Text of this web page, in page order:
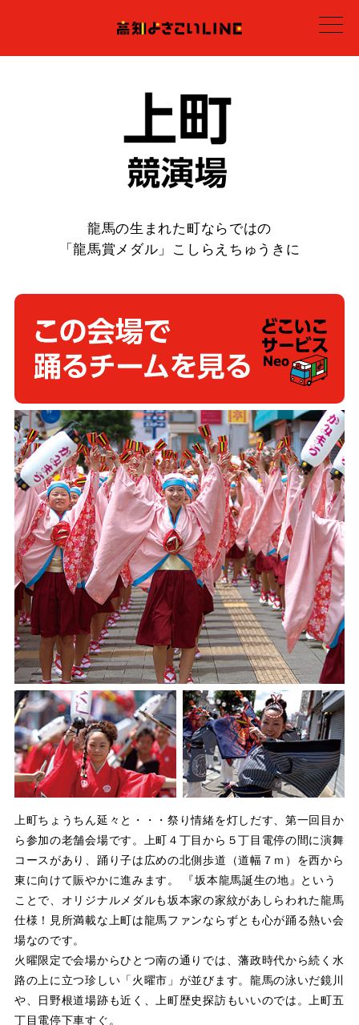
龍馬の生まれた町ならではの
「龍馬賞メダル」こしらえちゅうきに
上町ちょうちん延々と・・・祭り情緒を灯しだす、第一回目か
ら参加の老舗会場です。上町４丁目から５丁目電停の間に演舞
コースがあり、踊り子は広めの北側歩道（道幅７ｍ）を西から
東に向けて賑やかに進みます。 『坂本龍馬誕生の地』という
ことで、オリジナルメダルも坂本家の家紋があしらわれた龍馬
仕様！見所満載な上町は龍馬ファンならずとも心が踊る熱い会
場なのです。
火曜限定で会場からひとつ南の通りでは、藩政時代から続く水
路の上に立つ珍しい「火曜市」が並びます。龍馬の泳いだ鏡川
や、日野根道場跡も近く、上町歴史探訪もいいのでは。上町五
丁目電停下車すぐ。